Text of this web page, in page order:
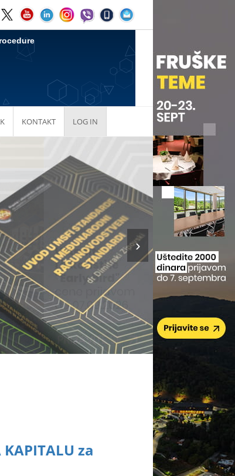
KONTAKT LOG IN
KAPITALU za